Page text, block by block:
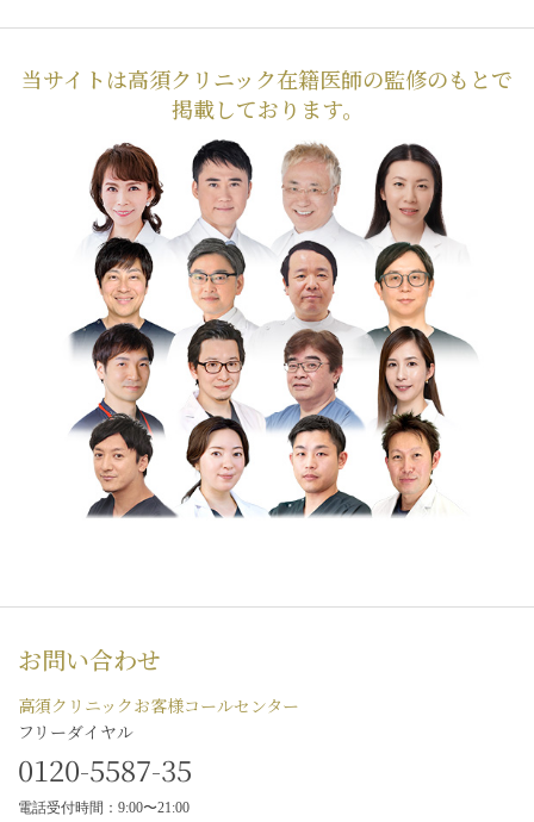
当サイトは高須クリニック在籍医師の監修のもとで
掲載しております。
お問い合わせ
高須クリニックお客様コールセンター
フリーダイヤル
0120-5587-35
電話受付時間：9:00〜21:00